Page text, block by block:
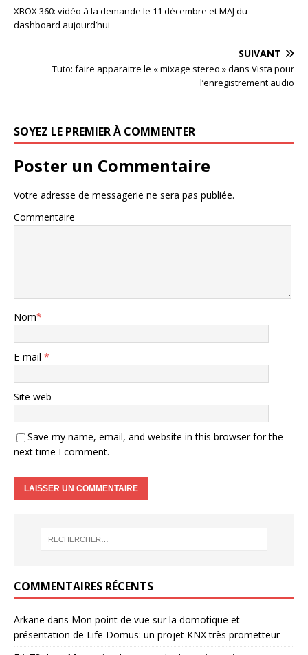
XBOX 360: vidéo à la demande le 11 décembre et MAJ du
dashboard aujourd’hui
SUIVANT
Tuto: faire apparaitre le « mixage stereo » dans Vista pour
l’enregistrement audio
SOYEZ LE PREMIER À COMMENTER
Poster un Commentaire
Votre adresse de messagerie ne sera pas publiée.
Commentaire
Nom*
E-mail *
Site web
Save my name, email, and website in this browser for the
next time I comment.
COMMENTAIRES RÉCENTS
Arkane dans Mon point de vue sur la domotique et
présentation de Life Domus: un projet KNX très prometteur